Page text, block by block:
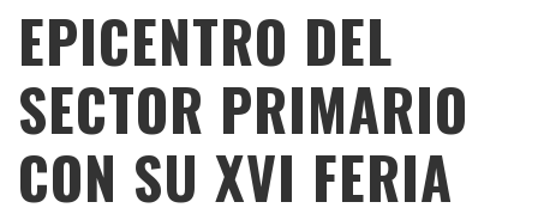
EPICENTRO DEL
SECTOR PRIMARIO
CON SU XVI FERIA